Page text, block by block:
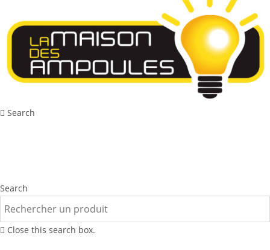
Search
Search
Close this search box.